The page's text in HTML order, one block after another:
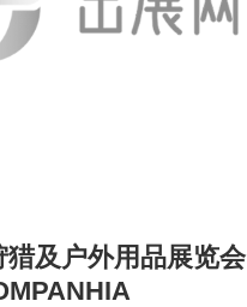
猎及户外用品展览会